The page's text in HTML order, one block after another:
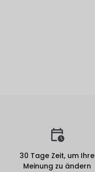
30 Tage Zeit, um Ihre
Meinung zu ändern